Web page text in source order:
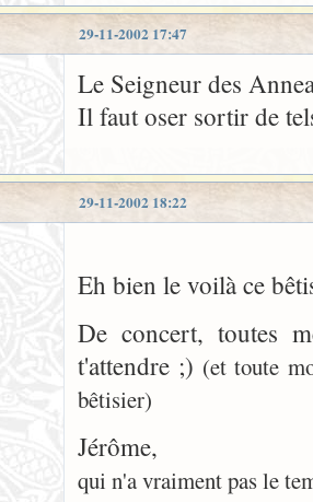
29-11-2002 17:47
Le Seigneur des
Il faut oser sortir de
29-11-2002 18:22
Eh bien le voilà ce
De concert, toutes
t'attendre ;) (et toute
bêtisier)
Jérôme,
qui n'a vraiment pas le